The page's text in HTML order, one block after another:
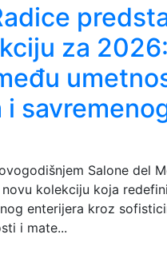
za 2026:
i
Salone del
kolekciju koja
enterijera kroz
i mate...